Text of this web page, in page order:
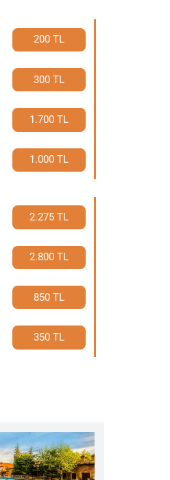
200 TL
300 TL
1.700 TL
1.000 TL
2.275 TL
2.800 TL
850 TL
350 TL